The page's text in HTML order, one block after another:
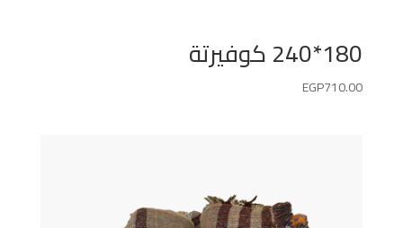
180*240 كوفيرتة
EGP710.00